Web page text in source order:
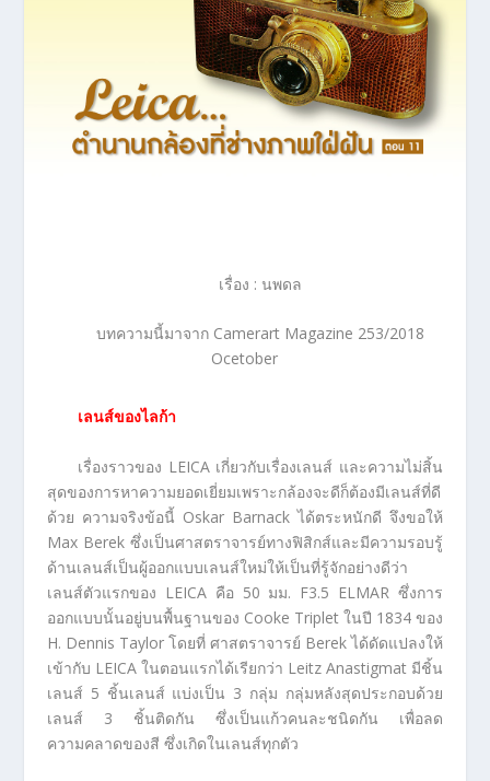
เรื่อง : นพดล
บทความนี้มาจาก Camerart Magazine 253/2018
Ocetober
เลนส์ของไลก้า
เรื่องราวของ LEICA เกี่ยวกับเรื่องเลนส์ และความไม่สิ้น
สุดของการหาความยอดเยี่ยมเพราะกล้องจะดีก็ต้องมีเลนส์ที่ดี
ด้วย ความจริงข้อนี้ Oskar Barnack ได้ตระหนักดี จึงขอให้
Max Berek ซึ่งเป็นศาสตราจารย์ทางฟิสิกส์และมีความรอบรู้
ด้านเลนส์เป็นผู้ออกแบบเลนส์ใหม่ให้เป็นที่รู้จักอย่างดีว่า
เลนส์ตัวแรกของ LEICA คือ 50 มม. F3.5 ELMAR ซึ่งการ
ออกแบบนั้นอยู่บนพื้นฐานของ Cooke Triplet ในปี 1834 ของ
H. Dennis Taylor โดยที่ ศาสตราจารย์ Berek ได้ดัดแปลงให้
เข้ากับ LEICA ในตอนแรกได้เรียกว่า Leitz Anastigmat มีชิ้น
เลนส์ 5 ชิ้นเลนส์ แบ่งเป็น 3 กลุ่ม กลุ่มหลังสุดประกอบด้วย
เลนส์ 3 ชิ้นติดกัน ซึ่งเป็นแก้วคนละชนิดกัน เพื่อลด
ความคลาดของสี ซึ่งเกิดในเลนส์ทุกตัว